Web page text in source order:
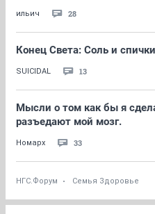
ильич 28
Конец Света: Соль и
SUICIDAL 13
Мысли о том как бы я
разъедают мой мозг.
Номарх 33
НГС.Форум Семья Здоровье